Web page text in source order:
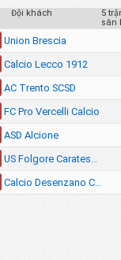
Đội khách
5
sân
Union Brescia
Calcio Lecco 1912
AC Trento SCSD
FC Pro Vercelli Calcio
ASD Alcione
US Folgore Caratese ASD
Calcio Desenzano Calvina